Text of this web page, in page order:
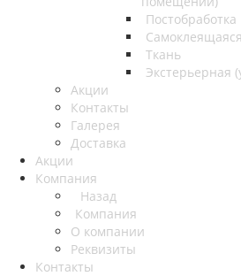
Постобработка
Ткань
Экстерьерная
Акции
Контакты
Галерея
Доставка
Акции
Компания
Назад
Компания
О компании
Реквизиты
Контакты